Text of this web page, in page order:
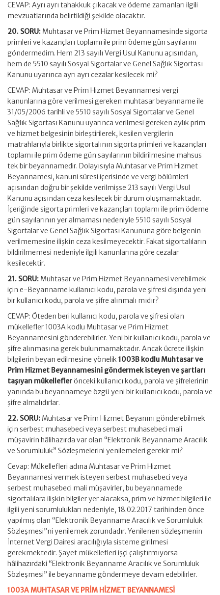
CEVAP: Ayrı ayrı tahakkuk çıkacak ve ödeme zamanları ilgili
mevzuatlarında belirtildiği şekilde olacaktır.
20. SORU: Muhtasar ve Prim Hizmet Beyannamesinde sigorta
primleri ve kazançları toplamı ile prim ödeme gün sayılarını
göndermedim. Hem 213 sayılı Vergi Usul Kanunu açısından,
hem de 5510 sayılı Sosyal Sigortalar ve Genel Sağlık Sigortası
Kanunu uyarınca ayrı ayrı cezalar kesilecek mi?
CEVAP: Muhtasar ve Prim Hizmet Beyannamesi vergi
kanunlarına göre verilmesi gereken muhtasar beyanname ile
31/05/2006 tarihli ve 5510 sayılı Sosyal Sigortalar ve Genel
Sağlık Sigortası Kanunu uyarınca verilmesi gereken aylık prim
ve hizmet belgesinin birleştirilerek, kesilen vergilerin
matrahlarıyla birlikte sigortalının sigorta primleri ve kazançları
toplamı ile prim ödeme gün sayılarının bildirilmesine mahsus
tek bir beyannamedir. Dolayısıyla Muhtasar ve Prim Hizmet
Beyannamesi, kanuni süresi içerisinde ve vergi bölümleri
açısından doğru bir şekilde verilmişse 213 sayılı Vergi Usul
Kanunu açısından ceza kesilecek bir durum oluşmamaktadır.
İçeriğinde sigorta primleri ve kazançları toplamı ile prim ödeme
gün sayılarının yer almaması nedeniyle 5510 sayılı Sosyal
Sigortalar ve Genel Sağlık Sigortası Kanununa göre belgenin
verilmemesine ilişkin ceza kesilmeyecektir. Fakat sigortalıların
bildirilmemesi nedeniyle ilgili kanunlarına göre cezalar
kesilecektir.
21. SORU: Muhtasar ve Prim Hizmet Beyannamesi verebilmek
için e-Beyanname kullanıcı kodu, parola ve şifresi dışında yeni
bir kullanıcı kodu, parola ve şifre alınmalı mıdır?
CEVAP: Öteden beri kullanıcı kodu, parola ve şifresi olan
mükellefler 1003A kodlu Muhtasar ve Prim Hizmet
Beyannamesini gönderebilirler. Yeni bir kullanıcı kodu, parola ve
şifre alınmasına gerek bulunmamaktadır. Ancak ücrete ilişkin
bilgilerin beyan edilmesine yönelik 1003B kodlu Muhtasar ve
Prim Hizmet Beyannamesini göndermek isteyen ve şartları
taşıyan mükelleflerönceki kullanıcı kodu, parola ve şifrelerinin
yanında bu beyannameye özgü yeni bir kullanıcı kodu, parola ve
şifre almalıdırlar.
22. SORU: Muhtasar ve Prim Hizmet Beyanını gönderebilmek
için serbest muhasebeci veya serbest muhasebeci mali
müşavirin hâlihazırda var olan “Elektronik Beyanname Aracılık
ve Sorumluluk” Sözleşmelerini yenilemeleri gerekir mi?
Cevap: Mükellefleri adına Muhtasar ve Prim Hizmet
Beyannamesi vermek isteyen serbest muhasebeci veya
serbest muhasebeci mali müşavirler, bu beyannamede
sigortalılara ilişkin bilgiler yer alacaksa, prim ve hizmet bilgileri ile
ilgili yeni sorumlulukları nedeniyle, 18.02.2017 tarihinden önce
yapılmış olan “Elektronik Beyanname Aracılık ve Sorumluluk
Sözleşmesi”ni yenilemek zorundadır. Yenilenen sözleşmenin
İnternet Vergi Dairesi aracılığıyla sisteme girilmesi
gerekmektedir. Şayet mükellefleri işçi çalıştırmıyorsa
hâlihazırdaki “Elektronik Beyanname Aracılık ve Sorumluluk
Sözleşmesi” ile beyanname göndermeye devam edebilirler.
1003A MUHTASAR VE PRİM HİZMET BEYANNAMESİ